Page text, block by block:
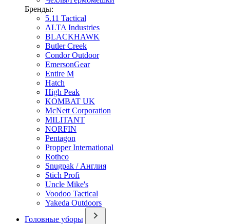
Бренды:
5.11 Tactical
ALTA Industries
BLACKHAWK
Butler Creek
Condor Outdoor
EmersonGear
Entire M
Hatch
High Peak
KOMBAT UK
McNett Corporation
MILITANT
NORFIN
Pentagon
Propper International
Rothco
Snugpak / Англия
Stich Profi
Uncle Mike's
Voodoo Tactical
Yakeda Outdoors
Головные уборы